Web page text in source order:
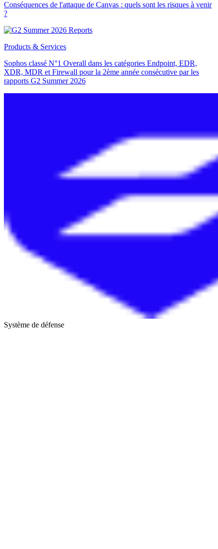
Conséquences de l'attaque de Canvas : quels sont les risques à venir
?
Products & Services
Sophos classé N°1 Overall dans les catégories Endpoint, EDR,
XDR, MDR et Firewall pour la 2ème année consécutive par les
rapports G2 Summer 2026
Système de défense